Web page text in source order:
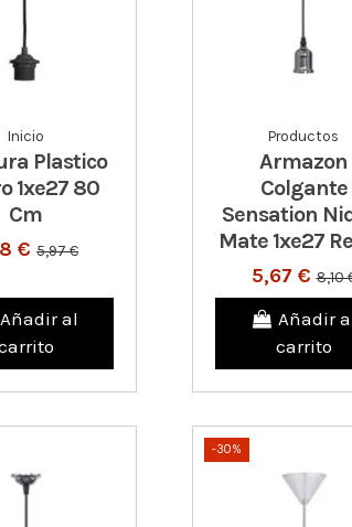
Inicio
Plastico
1xe27 80
Cm
€ 5,97 €
Añadir al
Productos
Armazon
Colgante
Sensation
Mate 1xe27
5,67 €8,10
Añadir
carrito
-30%